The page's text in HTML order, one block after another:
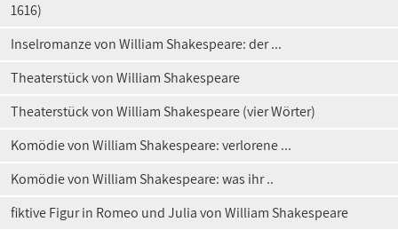
1616)
Inselromanze von William Shakespeare: der ...
Theaterstück von William Shakespeare
Theaterstück von William Shakespeare (vier Wörter)
Komödie von William Shakespeare: verlorene ...
Komödie von William Shakespeare: was ihr ..
fiktive Figur in Romeo und Julia von William Shakespeare